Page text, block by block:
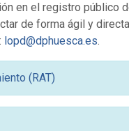
en el registro
de forma ágil y
lopd@dphuesca.es.
(RAT)